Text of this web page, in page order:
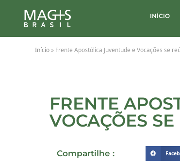
INÍCIO
Início » Frente Apostólica Juventude e Vocações se
FRENTE
VOCAÇÕES
Compartilhe :